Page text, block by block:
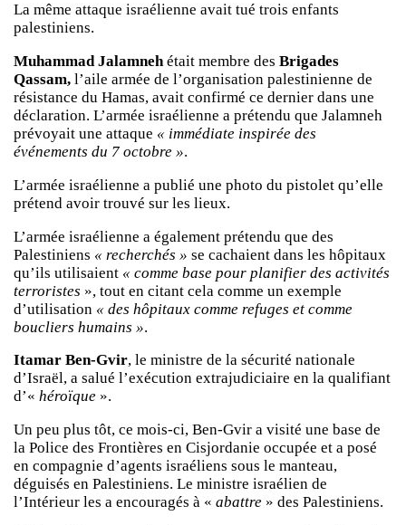
La même attaque israélienne avait tué trois enfants
palestiniens.
Muhammad Jalamnehétait membre des Brigades
Qassam, l’aile armée de l’organisation palestinienne de
résistance du Hamas, avait confirmé ce dernier dans une
déclaration. L’armée israélienne a prétendu que Jalamneh
prévoyait une attaque « immédiate inspirée des
événements du 7 octobre ».
L’armée israélienne a publié une photo du pistolet qu’elle
prétend avoir trouvé sur les lieux.
L’armée israélienne a également prétendu que des
Palestiniens « recherchés » se cachaient dans les hôpitaux
qu’ils utilisaient « comme base pour planifier des activités
terroristes », tout en citant cela comme un exemple
d’utilisation « des hôpitaux comme refuges et comme
boucliers humains ».
Itamar Ben-Gvir, le ministre de la sécurité nationale
d’Israël, a salué l’exécution extrajudiciaire en la qualifiant
d’« héroïque ».
Un peu plus tôt, ce mois-ci, Ben-Gvir a visité une base de
la Police des Frontières en Cisjordanie occupée et a posé
en compagnie d’agents israéliens sous le manteau,
déguisés en Palestiniens. Le ministre israélien de
l’Intérieur les a encouragés à « abattre » des Palestiniens.